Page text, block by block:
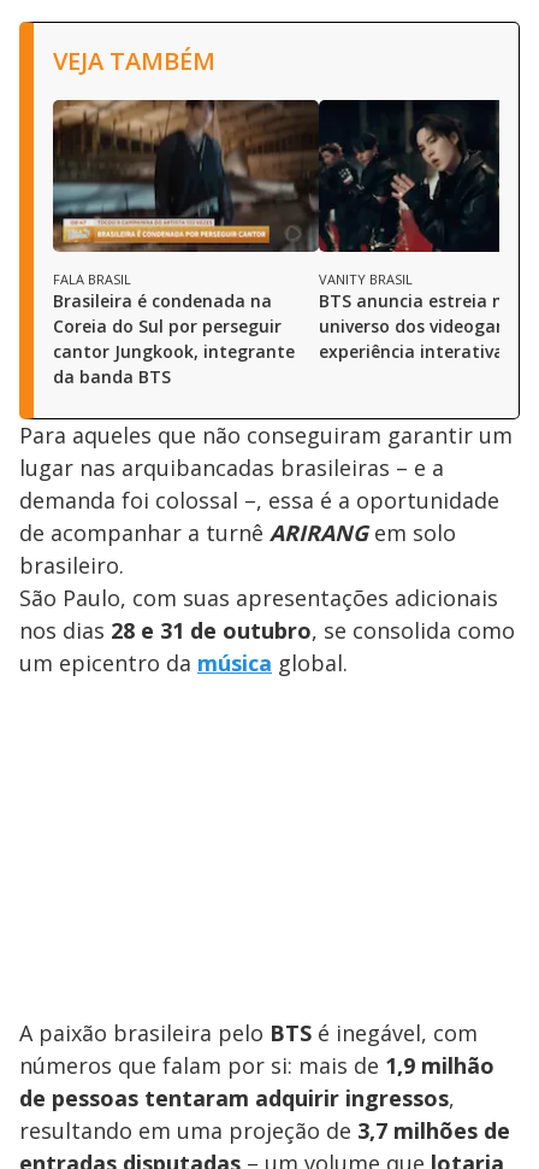
VEJA TAMBÉM
FALA BRASIL
Brasileira é condenada na
Coreia do Sul por perseguir
cantor Jungkook, integrante
da banda BTS
VANITY BRASIL
BTS anuncia estreia no
universo dos videogames
experiência interativa
Para aqueles que não conseguiram garantir um
lugar nas arquibancadas brasileiras – e a
demanda foi colossal –, essa é a oportunidade
de acompanhar a turnê ARIRANGem solo
brasileiro.
São Paulo, com suas apresentações adicionais
nos dias 28 e 31 de outubro, se consolida como
um epicentro da música global.
A paixão brasileira pelo BTS é inegável, com
números que falam por si: mais de 1,9 milhão
de pessoas tentaram adquirir ingressos,
resultando em uma projeção de 3,7 milhões de
entradas disputadas – um volume que lotaria